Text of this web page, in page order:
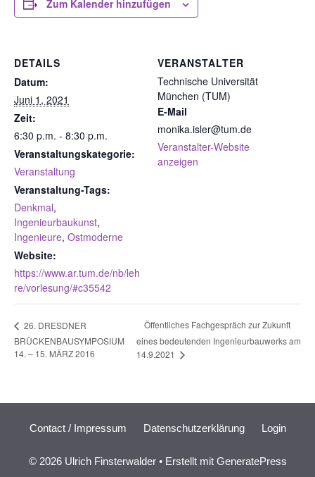
Zum Kalender hinzufügen
DETAILS
Datum:
Juni 1, 2021
Zeit:
6:30 p.m. - 8:30 p.m.
Veranstaltungskategorie:
Veranstaltung
Veranstaltung-Tags:
Denkmal,
Ingenieurbaukunst,
Ingenieure, Ostmoderne
Website:
https://www.ar.tum.de/nb/leh
re/vorlesung/#c35542
VERANSTALTER
Technische Universität
München (TUM)
E-Mail
monika.isler@tum.de
Veranstalter-Website
anzeigen
26. DRESDNER
BRÜCKENBAUSYMPOSIUM
14. – 15. MÄRZ 2016
Öffentliches Fachgespräch zur Zukunft
eines bedeutenden Ingenieurbauwerks am
14.9.2021
Contact / Impressum Datenschutzerklärung Login
© 2026 Ulrich Finsterwalder• Erstellt mit GeneratePress